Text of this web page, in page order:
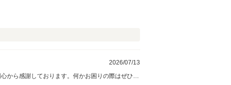
2026/07/13
から感謝しております。何かお困りの際はぜひお